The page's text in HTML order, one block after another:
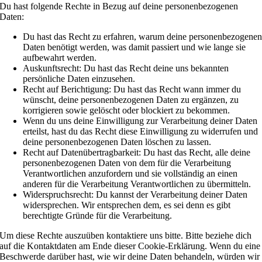
Du hast folgende Rechte in Bezug auf deine personenbezogenen
Daten:
Du hast das Recht zu erfahren, warum deine personenbezogenen
Daten benötigt werden, was damit passiert und wie lange sie
aufbewahrt werden.
Auskunftsrecht: Du hast das Recht deine uns bekannten
persönliche Daten einzusehen.
Recht auf Berichtigung: Du hast das Recht wann immer du
wünscht, deine personenbezogenen Daten zu ergänzen, zu
korrigieren sowie gelöscht oder blockiert zu bekommen.
Wenn du uns deine Einwilligung zur Verarbeitung deiner Daten
erteilst, hast du das Recht diese Einwilligung zu widerrufen und
deine personenbezogenen Daten löschen zu lassen.
Recht auf Datenübertragbarkeit: Du hast das Recht, alle deine
personenbezogenen Daten von dem für die Verarbeitung
Verantwortlichen anzufordern und sie vollständig an einen
anderen für die Verarbeitung Verantwortlichen zu übermitteln.
Widerspruchsrecht: Du kannst der Verarbeitung deiner Daten
widersprechen. Wir entsprechen dem, es sei denn es gibt
berechtigte Gründe für die Verarbeitung.
Um diese Rechte auszuüben kontaktiere uns bitte. Bitte beziehe dich
auf die Kontaktdaten am Ende dieser Cookie-Erklärung. Wenn du eine
Beschwerde darüber hast, wie wir deine Daten behandeln, würden wir